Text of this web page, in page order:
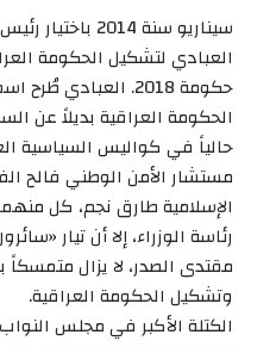
سيناريو سنة
العبادي لتشكيل الحكومة
حكومة 2018.
الحكومة العراقية بديلاً عن
حالياً في كواليس السياسية
مستشار الأمن الوطني فالح
الإسلامية طارق نجم، كل
رئاسة الوزراء، إلا أن تيار
وتشكيل الحكومة العراقية.
الكتلة الأكبر في مجلس